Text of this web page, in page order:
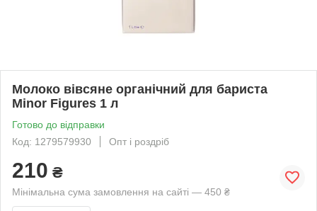
Молоко вівсяне органічний для бариста
Minor Figures 1 л
Готово до відправки
Код: 1279579930
Опт і роздріб
210 ₴
Мінімальна сума замовлення на сайті — 450 ₴